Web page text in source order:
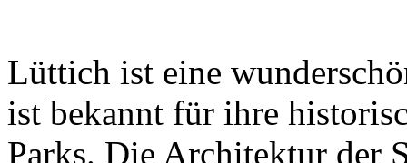
Lüttich ist eine
ist bekannt für ihre
Parks. Die Architektur der